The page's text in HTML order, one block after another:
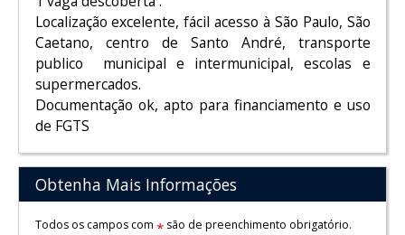
Localização excelente, fácil acesso à São Paulo, São
Caetano, centro de Santo André, transporte
publico municipal e intermunicipal, escolas e
supermercados.
Documentação ok, apto para financiamento e uso
de FGTS
Obtenha Mais Informações
Todos os campos com *são de preenchimento obrigatório.